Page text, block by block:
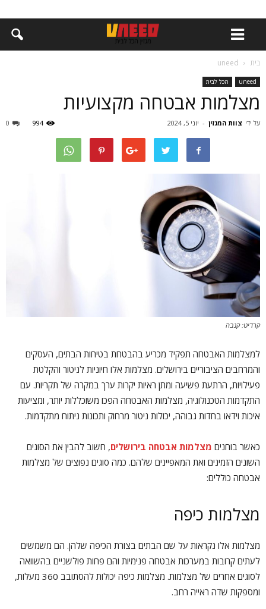
בית uneed
uneed הכל לבית
מצלמות אבטחה מקצועיות
על ידי צוות המגזין - יוני 5, 2024 0 994
קרדיט: קנבה
למצלמות האבטחה תפקיד מכריע בהבטחת בטיחות הבתים, העסקים
והמרחבים הציבוריים בירושלים. מצלמות אלו חיוניות לניטור והקלטת
פעילויות, הרתעת פשיעה ומתן ראיות יקרות ערך במקרה של תקריות. עם
התקדמות הטכנולוגיה, מצלמות האבטחה הפכו משוכללות יותר, ומציעות
איכות וידאו בחדות גבוהה, יכולות ניטור מרחוק ותכונות ניתוח מתקדמות.
כאשר בוחנים מצלמות אבטחה בירושלים, חשוב להבין את הסוגים
השונים הזמינים ואת המאפיינים שלהם. כמה סוגים נפוצים של מצלמות
אבטחה כוללים:
מצלמות כיפה
מצלמות אלו נקראות על שם הבתים בצורת הכיפה שלהן. הם משמשים
לעתים קרובות במערכות אבטחה פנימיות והם פחות פולשניים בהשוואה
לסוגים אחרים של מצלמות. מצלמות כיפה יכולות להסתובב 360 מעלות,
ומספקות שדה ראייה רחב.